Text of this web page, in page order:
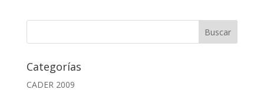
Categorías
CADER 2009